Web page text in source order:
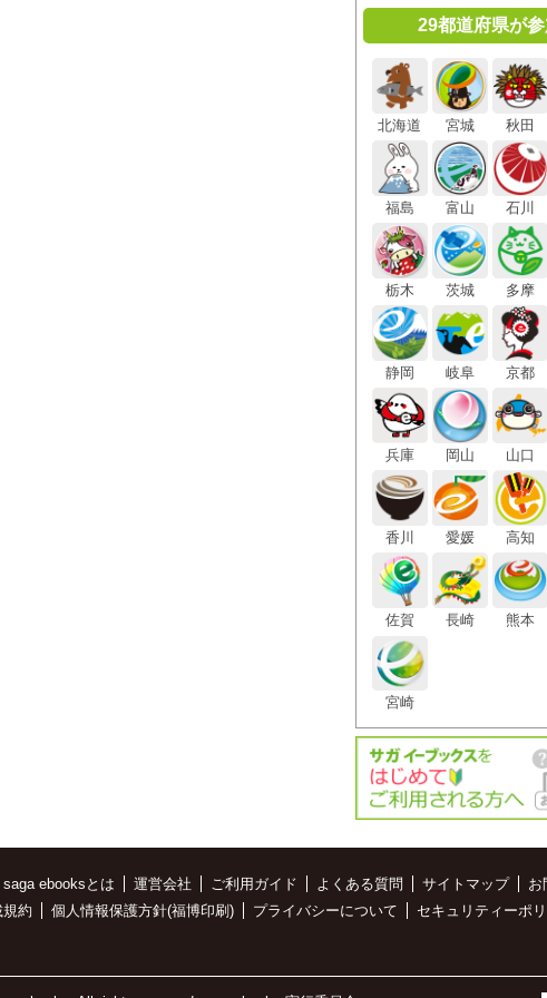
29都道府県が参
北海道 宮城 秋田
福島 富山 石川
栃木 茨城 多摩
静岡 岐阜 京都
兵庫 岡山 山口
香川 愛媛 高知
佐賀 長崎 熊本
宮崎
saga ebooksとは 運営会社 ご利用ガイド よくある質問 サイトマップ
お
約 個人情報保護方針(福博印刷) プライバシーについて
セキュリティーポ